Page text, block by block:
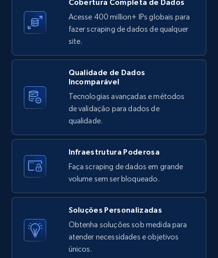
Reviews count shop, Reviews count item, Initial
price, and more.
323+
Etsy - Collects data from shop's URL
URL, Product id, Listing inventory id, Title, Rating,
Reviews count shop, Reviews count item, Initial
price, and more.
1.9K+ 323+ Comece grátis
Asin, URL, Name, Sponsored, Initial price, Final
price, Currency, Sold, and more.
181+
Cobertura Completa de Dados
Acesse 400 million+ IPs globais para
fazer scraping de dados de qualquer
site.
Qualidade de Dados
Incomparável
Tecnologias avançadas e métodos
de validação para dados de
qualidade.
Infraestrutura Poderosa
Faça scraping de dados em grande
volume sem ser bloqueado.
Soluções Personalizadas
Obtenha soluções sob medida para
atender necessidades e objetivos
únicos.